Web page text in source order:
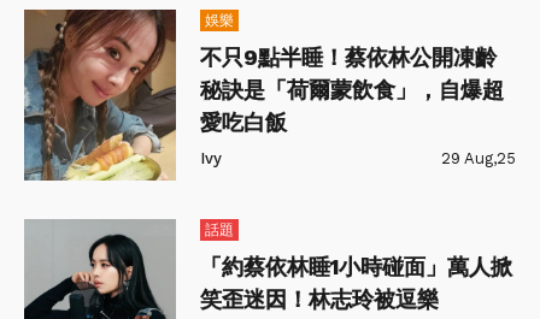
娛樂
不只9點半睡！蔡依林公開凍齡
秘訣是「荷爾蒙飲食」，自爆超
愛吃白飯
Ivy 29 Aug,25
話題
「約蔡依林睡1小時碰面」萬人掀
笑歪迷因！林志玲被逗樂